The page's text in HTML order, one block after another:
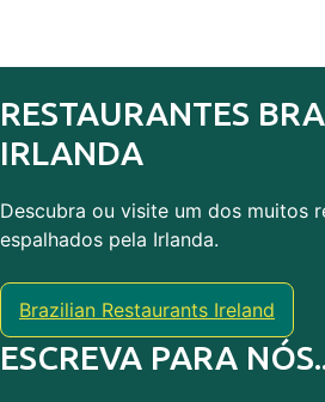
RESTAURANTES
IRLANDA
Descubra ou visite um dos muitos
espalhados pela Irlanda.
Brazilian Restaurants Ireland
ESCREVA PARA